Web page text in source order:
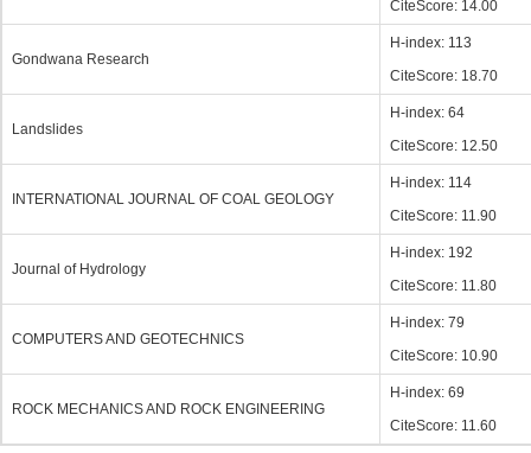
CiteScore: 14.00
Gondwana Research
H-index: 113
CiteScore: 18.70
Landslides
H-index: 64
CiteScore: 12.50
INTERNATIONAL JOURNAL OF COAL GEOLOGY
H-index: 114
CiteScore: 11.90
Journal of Hydrology
H-index: 192
CiteScore: 11.80
COMPUTERS AND GEOTECHNICS
H-index: 79
CiteScore: 10.90
ROCK MECHANICS AND ROCK ENGINEERING
H-index: 69
CiteScore: 11.60